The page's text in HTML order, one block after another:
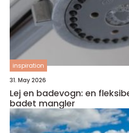
inspiration
31. May 2026
Lej en badevogn: en
badet mangler